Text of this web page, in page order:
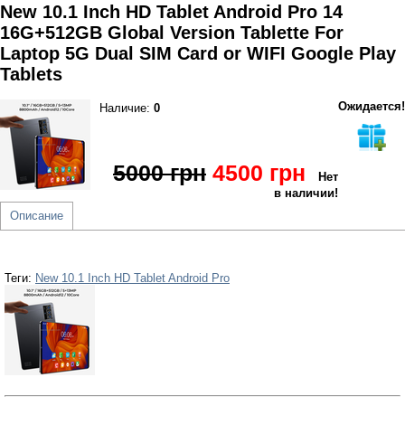
New 10.1 Inch HD Tablet Android Pro 14
16G+512GB Global Version Tablette For
Laptop 5G Dual SIM Card or WIFI Google Play
Tablets
Наличие: 0 Ожидается!
5000 грн 4500 грн
Нет
в наличии!
Описание
Теги: New 10.1 Inch HD Tablet Android Pro